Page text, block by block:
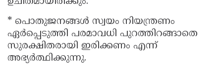
* പൊതുജനങ്ങൾ സ്വയം നിയന്ത്രണം
ഏർപ്പെടുത്തി പരമാവധി പുറത്തിറങ്ങാതെ
സുരക്ഷിതരായി ഇരിക്കണം എന്ന്
അഭ്യർത്ഥിക്കുന്നു.